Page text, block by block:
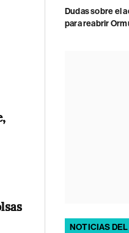
Dudas sobre el
para reabrir
NOTICIAS